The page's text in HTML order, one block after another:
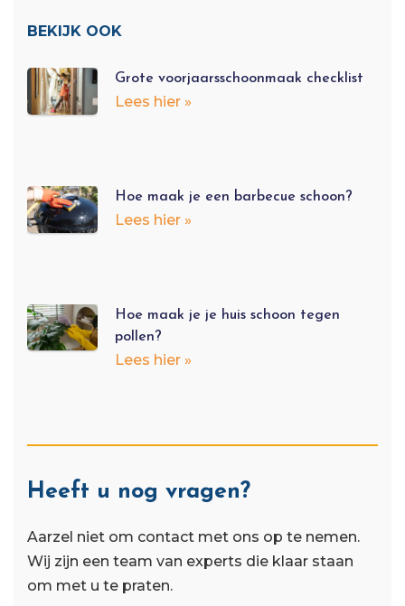
BEKIJK OOK
Grote voorjaarsschoonmaak checklist
Lees hier »
Hoe maak je een barbecue schoon?
Lees hier »
Hoe maak je je huis schoon tegen
pollen?
Lees hier »
Heeft u nog vragen?
Aarzel niet om contact met ons op te nemen.
Wij zijn een team van experts die klaar staan ​​
om met u te praten.